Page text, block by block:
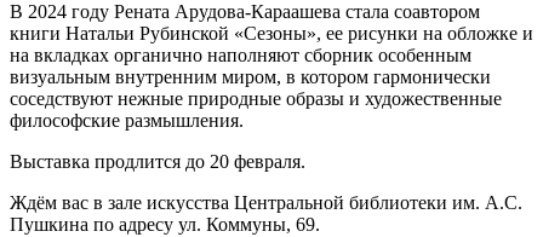
В 2024 году Рената Арудова-Караашева стала соавтором
книги Натальи Рубинской «Сезоны», ее рисунки на обложке и
на вкладках органично наполняют сборник особенным
визуальным внутренним миром, в котором гармонически
соседствуют нежные природные образы и художественные
философские размышления.
Выставка продлится до 20 февраля.
Ждём вас в зале искусства Центральной библиотеки им. А.С.
Пушкина по адресу ул. Коммуны, 69.